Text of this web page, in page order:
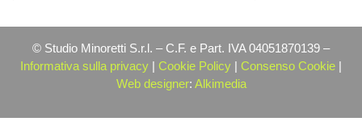
© Studio Minoretti S.r.l. – C.F. e Part. IVA 04051870139 –
Informativa sulla privacy | Cookie Policy | Consenso Cookie |
Web designer: Alkimedia